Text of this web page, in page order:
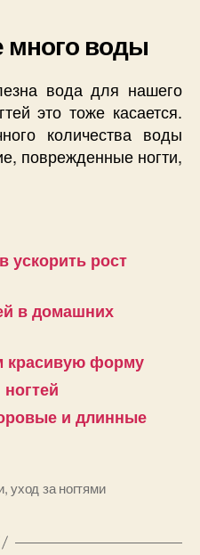
много воды
вода для нашего
это тоже касается.
количества воды
поврежденные ногти,
ускорить рост
в домашних
красивую форму
и длинные
,уход за ногтями